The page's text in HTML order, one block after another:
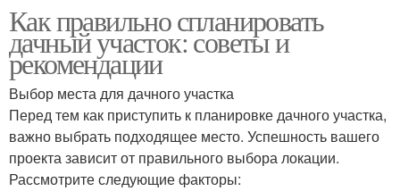
Как правильно спланировать
дачный участок: советы и
рекомендации
Выбор места для дачного участка
Перед тем как приступить к планировке дачного участка,
важно выбрать подходящее место. Успешность вашего
проекта зависит от правильного выбора локации.
Рассмотрите следующие факторы: